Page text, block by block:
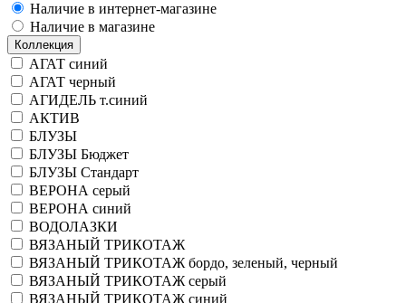
Наличие в интернет-магазине
Наличие в магазине
Коллекция
АГАТ синий
АГАТ черный
АГИДЕЛЬ т.синий
АКТИВ
БЛУЗЫ
БЛУЗЫ Бюджет
БЛУЗЫ Стандарт
ВЕРОНА серый
ВЕРОНА синий
ВОДОЛАЗКИ
ВЯЗАНЫЙ ТРИКОТАЖ
ВЯЗАНЫЙ ТРИКОТАЖ бордо, зеленый, черный
ВЯЗАНЫЙ ТРИКОТАЖ серый
ВЯЗАНЫЙ ТРИКОТАЖ синий